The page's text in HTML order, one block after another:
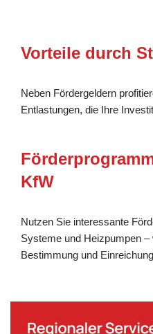
Vorteile durch
Neben Fördergeldern
Entlastungen, die Ihre
KfW
Nutzen Sie interessante
Systeme und Heizpumpen
Bestimmung und